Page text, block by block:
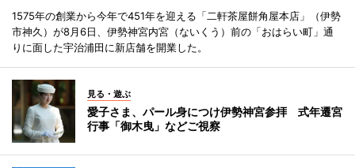
1575年の創業から今年で451年を迎える「二軒茶屋餅角屋本店」（伊勢
市神久）が8月6日、伊勢神宮内宮（ないくう）前の「おはらい町」通
りに面した宇治浦田に新店舗を開業した。
見る・遊ぶ
愛子さま、パール身につけ伊勢神宮参拝 式年遷宮
行事「御木曳」などご視察